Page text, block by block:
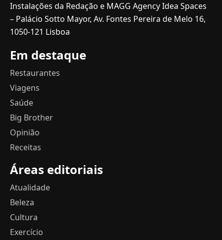
Instalações da Redação e MAGG Agency Idea Spaces
– Palácio Sotto Mayor, Av. Fontes Pereira de Melo 16,
1050-121 Lisboa
Em destaque
Restaurantes
Viagens
Saúde
Big Brother
Opinião
Receitas
Áreas editoriais
Atualidade
Beleza
Cultura
Exercício